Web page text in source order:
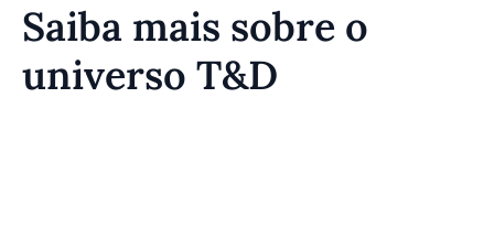
Saiba mais sobre o
universo T&D